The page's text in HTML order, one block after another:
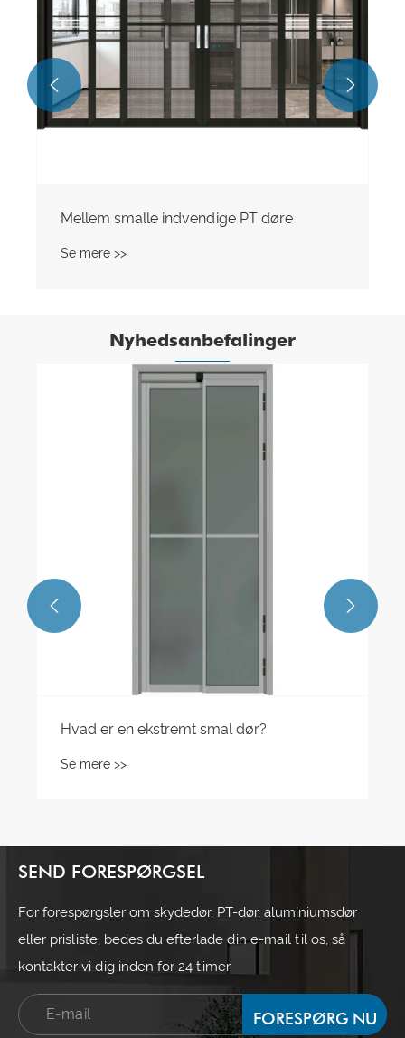
Mellem smalle indvendige PT døre
Se mere >>
 
Nyhedsanbefalinger
Hvad er en ekstremt smal dør?
Se mere >>
 
SEND FORESPØRGSEL
For forespørgsler om skydedør, PT-dør, aluminiumsdør
eller prisliste, bedes du efterlade din e-mail til os, så
kontakter vi dig inden for 24 timer.
FORESPØRG NU